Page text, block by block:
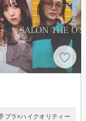
プラ×ハイクオリティー